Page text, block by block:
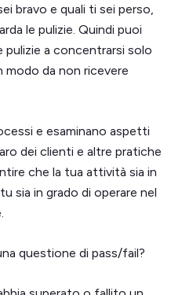
bravo e quali ti sei perso,
le pulizie. Quindi puoi
a concentrarsi solo
da non ricevere
e esaminano aspetti
dei clienti e altre pratiche
che la tua attività sia in
sia in grado di operare nel
questione di pass/fail?